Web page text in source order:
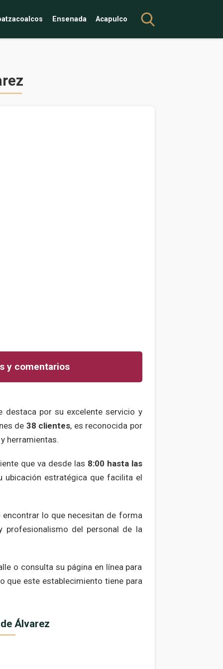
Ensenada Acapulco
y comentarios
destaca por su excelente servicio y
de 38 clientes, es reconocida por
herramientas.
que va desde las 8:00 hasta las
ubicación estratégica que facilita el
lo que necesitan de forma
profesionalismo del personal de la
o consulta su página en línea para
que este establecimiento tiene para
Álvarez